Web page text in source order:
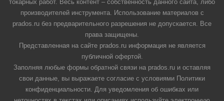
токарных работ. Весь контент – собственность данного сайта, либо
производителей инструмента. Использование материалов с
prados.ru без предварительного разрешения не допускается. Все
права защищены.
Представленная на сайте prados.ru информация не является
публичной офертой.
Заполняя любые формы обратной связи на prados.ru и оставляя
свои данные, вы выражаете согласие с условиями Политики
конфиденциальности. Для уведомления об ошибках или